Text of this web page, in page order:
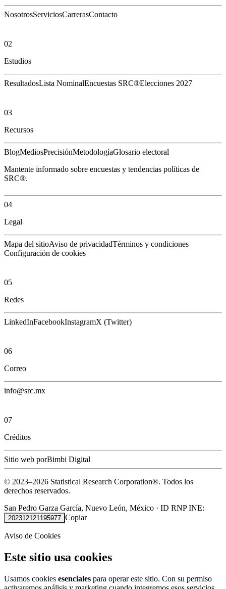
NosotrosServiciosCarrerasContacto
02
Estudios
ResultadosLista NominalEncuestas SRC®Elecciones 2027
03
Recursos
BlogMediosPrecisiónMetodologíaGlosario electoral
Mantente informado sobre encuestas y tendencias políticas de
SRC®.
04
Legal
Mapa del sitioAviso de privacidadTérminos y condiciones
Configuración de cookies
05
Redes
LinkedInFacebookInstagramX (Twitter)
06
Correo
info@src.mx
07
Créditos
Sitio web porBimbi Digital
© 2023–2026 Statistical Research Corporation®. Todos los
derechos reservados.
San Pedro Garza García, Nuevo León, México · ID RNP INE:
202312121195977 Copiar
Aviso de Cookies
Este sitio usa cookies
Usamos cookies esenciales para operar este sitio. Con su permiso